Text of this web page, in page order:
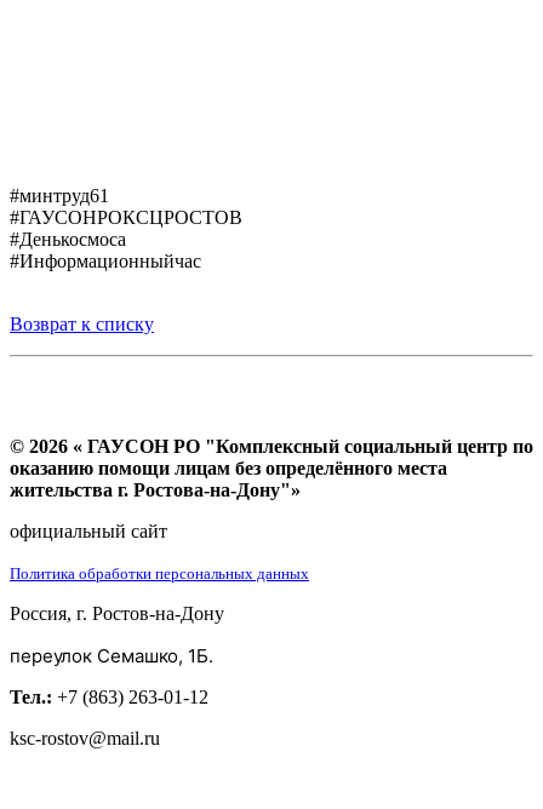
#минтруд61
#ГАУСОНРОКСЦРОСТОВ
#Денькосмоса
#Информационныйчас
Возврат к списку
© 2026 « ГАУСОН РО "Комплексный социальный центр по
оказанию помощи лицам без определённого места
жительства г. Ростова-на-Дону"»
официальный сайт
Политика обработки персональных данных
Россия, г. Ростов-на-Дону
переулок Семашко, 1Б.
Тел.: +7 (863) 263-01-12
ksc-rostov@mail.ru